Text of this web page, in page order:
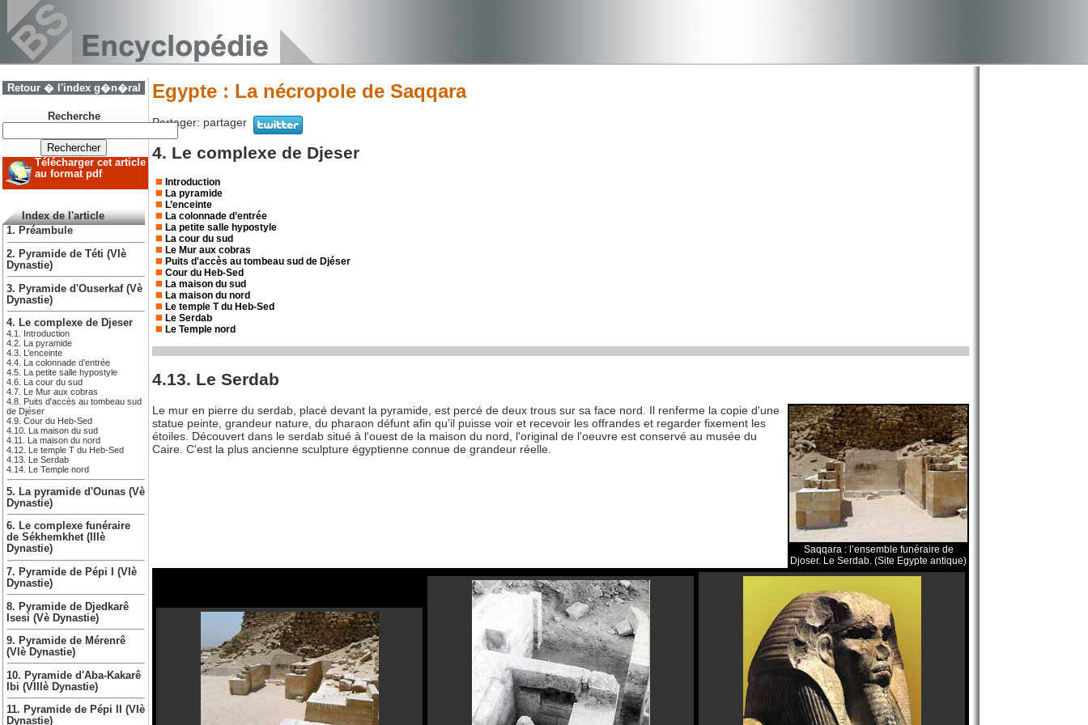
Retour � l'index g�n�ral
Recherche
Télécharger cet article
au format pdf
Index de l'article
1. Préambule
2. Pyramide de Téti (VIè
Dynastie)
3. Pyramide d'Ouserkaf (Vè
Dynastie)
4. Le complexe de Djeser
4.1. Introduction
4.2. La pyramide
4.3. L’enceinte
4.4. La colonnade d’entrée
4.5. La petite salle hypostyle
4.6. La cour du sud
4.7. Le Mur aux cobras
4.8. Puits d'accès au tombeau sud
de Djéser
4.9. Cour du Heb-Sed
4.10. La maison du sud
4.11. La maison du nord
4.12. Le temple T du Heb-Sed
4.13. Le Serdab
4.14. Le Temple nord
5. La pyramide d'Ounas (Vè
Dynastie)
6. Le complexe funéraire
de Sékhemkhet (IIIè
Dynastie)
7. Pyramide de Pépi I (VIè
Dynastie)
8. Pyramide de Djedkarê
Isesi (Vè Dynastie)
9. Pyramide de Mérenrê
(VIè Dynastie)
10. Pyramide d'Aba-Kakarê
Ibi (VIIIè Dynastie)
11. Pyramide de Pépi II (VIè
Dynastie)
Egypte : La nécropole de Saqqara
Partager: partager
4. Le complexe de Djeser
Introduction
La pyramide
L’enceinte
La colonnade d’entrée
La petite salle hypostyle
La cour du sud
Le Mur aux cobras
Puits d'accès au tombeau sud de Djéser
Cour du Heb-Sed
La maison du sud
La maison du nord
Le temple T du Heb-Sed
Le Serdab
Le Temple nord
4.13. Le Serdab
Saqqara : l’ensemble funéraire de
Djoser. Le Serdab. (Site Egypte antique)
Le mur en pierre du serdab, placé devant la pyramide, est percé de deux trous sur sa face nord. Il renferme la copie d'une
statue peinte, grandeur nature, du pharaon défunt afin qu’il puisse voir et recevoir les offrandes et regarder fixement les
étoiles. Découvert dans le serdab situé à l'ouest de la maison du nord, l'original de l'oeuvre est conservé au musée du
Caire. C'est la plus ancienne sculpture égyptienne connue de grandeur réelle.